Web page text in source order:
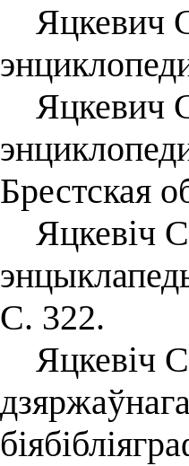
Яцкевич
Яцкевич
Брестская
Яцкевіч
С. 322.
Яцкевіч